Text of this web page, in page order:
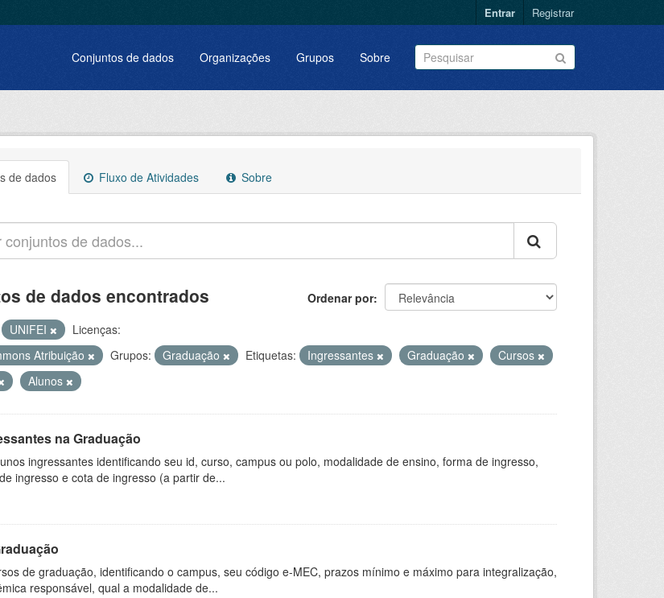
Entrar Registrar
Conjuntos de dados Organizações Grupos Sobre
de dados Fluxo de Atividades Sobre
Ordenar por
de dados encontrados
UNIFEI
Licenças:
Atribuição
Grupos: Graduação Etiquetas: Ingressantes Graduação
Cursos
Alunos
na Graduação
ingressantes identificando seu id, curso, campus ou polo, modalidade de ensino, forma de ingresso,
ingresso e cota de ingresso (a partir de...
de graduação, identificando o campus, seu código e-MEC, prazos mínimo e máximo para integralização,
responsável, qual a modalidade de...